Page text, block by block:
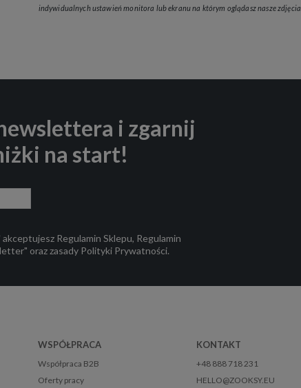
indywidualnych ustawień monitora lub ekranu na którym oglądasz nasze zdjęcia.
i zgarnij
na start!
akceptujesz Regulamin Sklepu, Regulamin
oraz zasady Polityki Prywatności.
WSPÓŁPRACA
Współpraca B2B
Oferty pracy
KONTAKT
+48 888 718 231
HELLO@ZOOKSY.EU